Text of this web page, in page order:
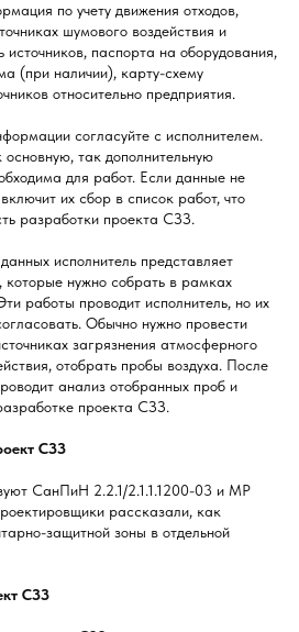
по учету движения отходов,
шумового воздействия и
источников, паспорта на оборудования,
(при наличии), карту-схему
относительно предприятия.
согласуйте с исполнителем.
так дополнительную
для работ. Если данные не
их сбор в список работ, что
разработки проекта СЗЗ.
исполнитель представляет
которые нужно собрать в рамках
работы проводит исполнитель, но их
Обычно нужно провести
загрязнения атмосферного
отобрать пробы воздуха. После
анализ отобранных проб и
проекта СЗЗ.
СЗЗ
СанПиН 2.2.1/2.1.1.1200-03 и МР
рассказали, как
защитной зоны в отдельной
СЗЗ